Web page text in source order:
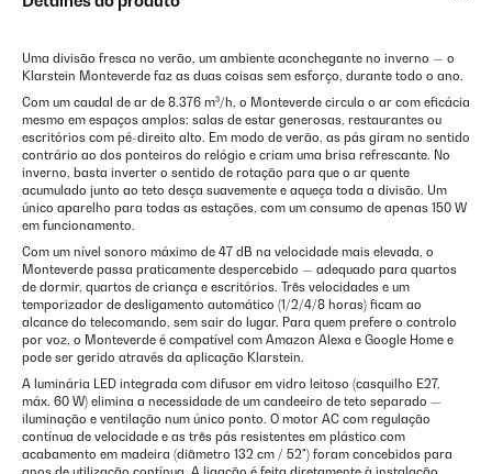
Uma divisão fresca no verão, um ambiente aconchegante no inverno — o
Klarstein Monteverde faz as duas coisas sem esforço, durante todo o ano.
Com um caudal de ar de 8.376 m³/h, o Monteverde circula o ar com eficácia
mesmo em espaços amplos: salas de estar generosas, restaurantes ou
escritórios com pé-direito alto. Em modo de verão, as pás giram no sentido
contrário ao dos ponteiros do relógio e criam uma brisa refrescante. No
inverno, basta inverter o sentido de rotação para que o ar quente
acumulado junto ao teto desça suavemente e aqueça toda a divisão. Um
único aparelho para todas as estações, com um consumo de apenas 150 W
em funcionamento.
Com um nível sonoro máximo de 47 dB na velocidade mais elevada, o
Monteverde passa praticamente despercebido — adequado para quartos
de dormir, quartos de criança e escritórios. Três velocidades e um
temporizador de desligamento automático (1/2/4/8 horas) ficam ao
alcance do telecomando, sem sair do lugar. Para quem prefere o controlo
por voz, o Monteverde é compatível com Amazon Alexa e Google Home e
pode ser gerido através da aplicação Klarstein.
A luminária LED integrada com difusor em vidro leitoso (casquilho E27,
máx. 60 W) elimina a necessidade de um candeeiro de teto separado —
iluminação e ventilação num único ponto. O motor AC com regulação
contínua de velocidade e as três pás resistentes em plástico com
acabamento em madeira (diâmetro 132 cm / 52") foram concebidos para